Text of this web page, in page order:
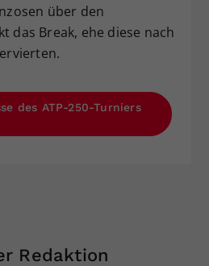
über den
das Break, ehe diese nach
des ATP-250-Turniers
Redaktion